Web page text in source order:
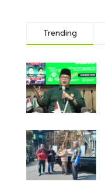
Trending